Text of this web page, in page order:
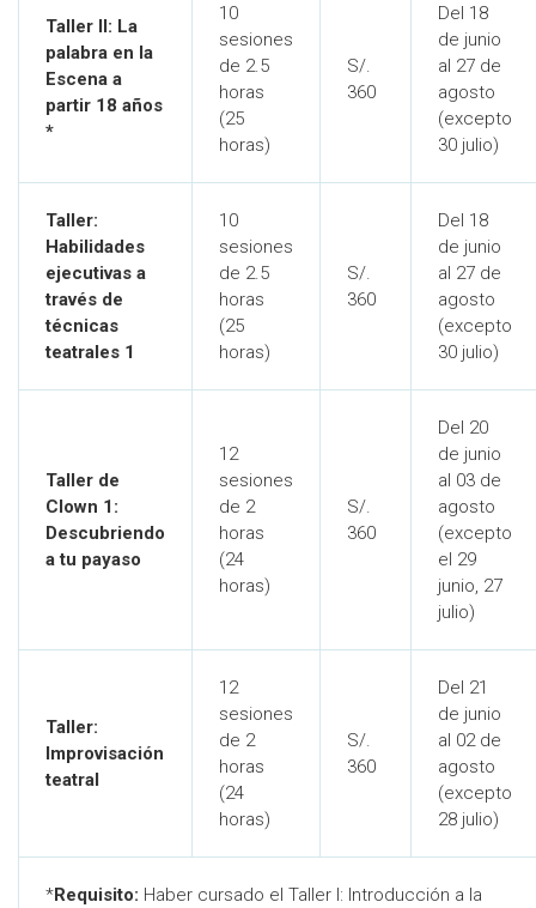
Taller II: La
palabra en la
Escena a
partir 18 años
*
10
sesiones
de 2.5
horas
(25
horas)
S/.
360
Del 18
de junio
al 27 de
agosto
(excepto
30 julio)
Taller:
Habilidades
ejecutivas a
través de
técnicas
teatrales 1
10
sesiones
de 2.5
horas
(25
horas)
S/.
360
Del 18
de junio
al 27 de
agosto
(excepto
30 julio)
Taller de
Clown 1:
Descubriendo
a tu payaso
12
sesiones
de 2
horas
(24
horas)
S/.
360
Del 20
de junio
al 03 de
agosto
(excepto
el 29
junio, 27
julio)
Taller:
Improvisación
teatral
12
sesiones
de 2
horas
(24
horas)
S/.
360
Del 21
de junio
al 02 de
agosto
(excepto
28 julio)
*Requisito: Haber cursado el Taller I: Introducción a la